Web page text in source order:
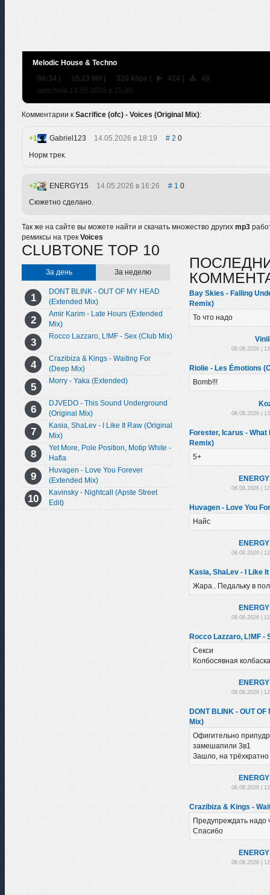
Melodic House & Techno
06:34 | 15.23 Мб | 320 kbps | 424 |
49
udachnik 14.05.2026 в 15:40
Комментарии к Sacrifice (ofc) - Voices (Original Mix):
1 Gabriel123 14.05.2026 в 18:19 2 0
Норм трек.
2 ENERGY15 14.05.2026 в 16:26 1 0
Сюжетно сделано.
Так же на сайте вы можете найти и скачать множество других mp3
ремиксы на трек Voices
CLUBTONE TOP 10
За день За неделю
DONT BLINK - OUT OF MY HEAD
(Extended Mix)
Amir Karim - Late Hours (Extended
Mix)
Rocco Lazzaro, L!MF - Sex (Club Mix)
Crazibiza & Kings - Waiting For
(Deep Mix)
Morry - Yaka (Extended)
DJVEDO - This Sound Underground
(Original Mix)
Kasia, ShaLev - I Like It Raw (Original
Mix)
Yet More, Pole Position, Motip White -
Hafla
Huvagen - Love You Forever
(Extended Mix)
Kavinsky - Nightcall (Apste Street
Edit)
Bay Skies - Falling
Remix)
То что надо
08.08.2026 |
Riolie - Les Émotions
Bomb!!!
08.08.2026 |
Forester, Icarus - What
Remix)
5+
08.08.2026 |
Huvagen - Love You
Найс
08.08.2026 |
Kasia, ShaLev - I Like
Жара.. Педальку в пол
08.08.2026 |
Rocco Lazzaro, L!MF -
Секси
Колбосявная колбаска
08.08.2026 |
DONT BLINK - OUT
Mix)
Офигительно
замешапили 3в1
Зашло, на трёхкратно
08.08.2026 |
Crazibiza & Kings -
Предупреждать надо
Спасибо
08.08.2026 |